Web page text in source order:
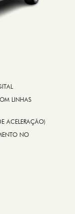
LINHAS
ACELERAÇÃO)
NO